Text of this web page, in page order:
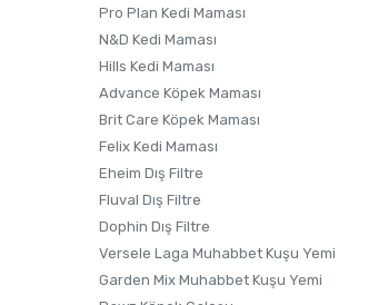
Pro Plan Kedi Maması
N&D Kedi Maması
Hills Kedi Maması
Advance Köpek Maması
Brit Care Köpek Maması
Felix Kedi Maması
Eheim Dış Filtre
Fluval Dış Filtre
Dophin Dış Filtre
Versele Laga Muhabbet Kuşu Yemi
Garden Mix Muhabbet Kuşu Yemi